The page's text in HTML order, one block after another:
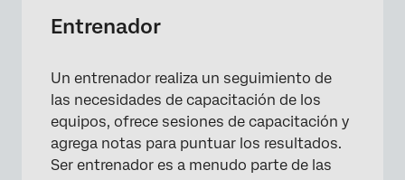
Entrenador
Un entrenador realiza un seguimiento de
las necesidades de capacitación de los
equipos, ofrece sesiones de capacitación y
agrega notas para puntuar los resultados.
Ser entrenador es a menudo parte de las